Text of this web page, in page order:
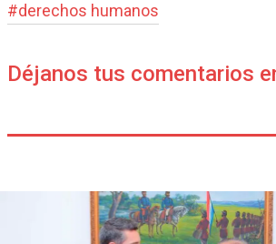
#derechos humanos
Déjanos tus comentarios